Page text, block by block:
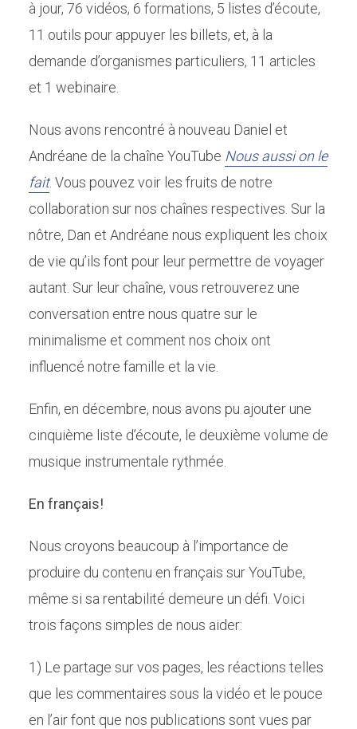
à jour, 76 vidéos, 6 formations, 5 listes d’écoute,
11 outils pour appuyer les billets, et, à la
demande d’organismes particuliers, 11 articles
et 1 webinaire.
Nous avons rencontré à nouveau Daniel et
Andréane de la chaîne YouTube Nous aussi on le
fait. Vous pouvez voir les fruits de notre
collaboration sur nos chaînes respectives. Sur la
nôtre, Dan et Andréane nous expliquent les choix
de vie qu’ils font pour leur permettre de voyager
autant. Sur leur chaîne, vous retrouverez une
conversation entre nous quatre sur le
minimalisme et comment nos choix ont
influencé notre famille et la vie.
Enfin, en décembre, nous avons pu ajouter une
cinquième liste d’écoute, le deuxième volume de
musique instrumentale rythmée.
En français!
Nous croyons beaucoup à l’importance de
produire du contenu en français sur YouTube,
même si sa rentabilité demeure un défi. Voici
trois façons simples de nous aider:
1) Le partage sur vos pages, les réactions telles
que les commentaires sous la vidéo et le pouce
en l’air font que nos publications sont vues par